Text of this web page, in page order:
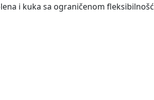
i kuka sa ograničenom